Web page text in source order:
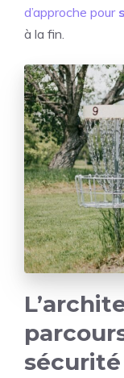
d’approche pour
à la fin.
sécurité